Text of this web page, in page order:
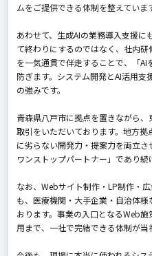
ムをご提供できる体制を整えていま
あわせて、生成AIの業務導入支援に
て終わりにするのではなく、社内
を一気通貫で伴走することで、「
防ぎます。システム開発とAI活用
の強みです。
青森県八戸市に拠点を置きながら
取引をいただいております。地方
に劣らない開発力・提案力を両立
ワンストップパートナー」であり続
なお、Webサイト制作・LP制作・
も、医療機関・大手企業・自治体
おります。事業の入口となるWeb
用まで、一社で完結できる体制が当